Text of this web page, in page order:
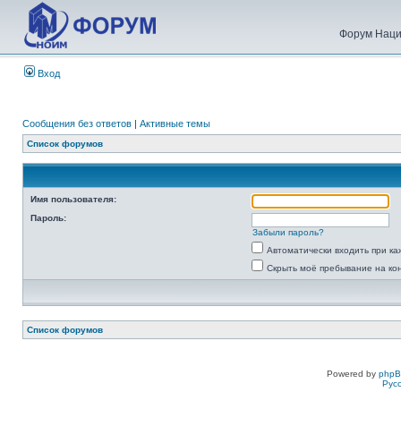
Форум
Вход
Сообщения без ответов | Активные темы
Список форумов
Имя пользователя:
Пароль:
Забыли пароль?
Автоматически входить при
Скрыть моё пребывание на
Список форумов
Powered by